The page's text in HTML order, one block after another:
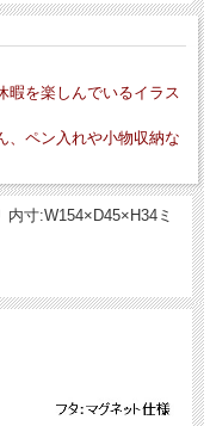
暇を楽しんでいるイラス
、ペン入れや小物収納な
寸:W154×D45×H34ミ